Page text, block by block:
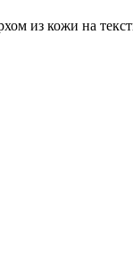
из кожи на